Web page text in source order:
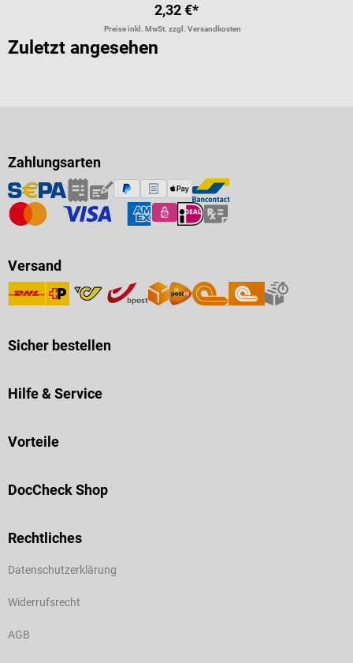
2,32 €*
Preise inkl. MwSt. zzgl. Versandkosten
Zuletzt angesehen
Zahlungsarten
Versand
Sicher bestellen
Hilfe & Service
Vorteile
DocCheck Shop
Rechtliches
Datenschutzerklärung
Widerrufsrecht
AGB